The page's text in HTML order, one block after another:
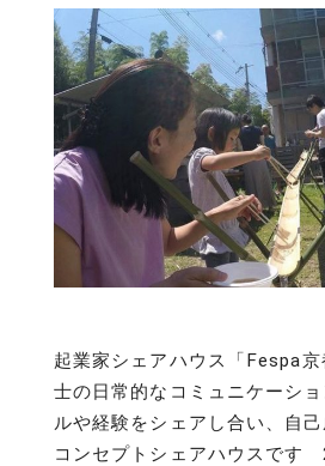
起業家シェアハウス「Fespa
士の日常的なコミュニケーシ
ルや経験をシェアし合い、自
コンセプトシェアハウスです